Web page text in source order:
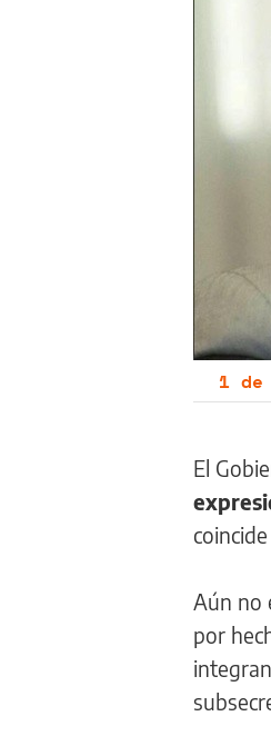
1 de
El
coincide
Aún no
por